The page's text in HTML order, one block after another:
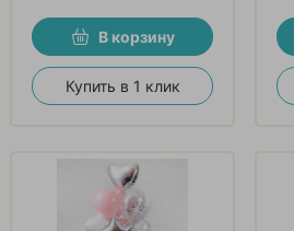
В корзину
Купить в 1 клик